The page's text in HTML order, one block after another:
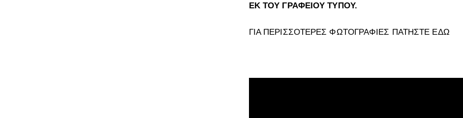
ΕΚ ΤΟΥ ΓΡΑΦΕΙΟΥ ΤΥΠΟΥ.
ΓΙΑ ΠΕΡΙΣΣΟΤΕΡΕΣ ΦΩΤΟΓΡΑΦΙΕΣ ΠΑΤΗΣΤΕ ΕΔΩ